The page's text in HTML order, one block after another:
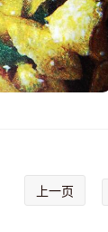
上一页